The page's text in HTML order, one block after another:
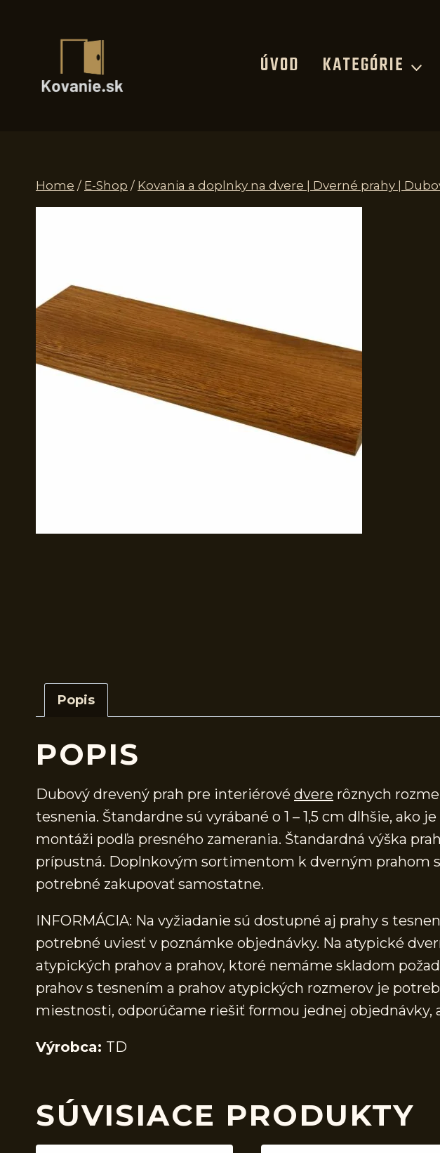
ÚVOD KATEGÓRIE
Home / E-Shop / Kovania a doplnky na dvere | Dverné prahy |
Popis
POPIS
Dubový drevený prah pre interiérové dvere rôznych
tesnenia. Štandardne sú vyrábané o 1 – 1,5 cm dlhšie,
montáži podľa presného zamerania. Štandardná výška
prípustná. Doplnkovým sortimentom k dverným prahom
potrebné zakupovať samostatne.
INFORMÁCIA: Na vyžiadanie sú dostupné aj prahy s
potrebné uviesť v poznámke objednávky. Na atypické
atypických prahov a prahov, ktoré nemáme skladom
prahov s tesnením a prahov atypických rozmerov je
miestnosti, odporúčame riešiť formou jednej objednávky,
Výrobca: TD
SÚVISIACE PRODUKTY